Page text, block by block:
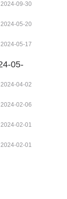
2024-09-30
2024-05-20
2024-05-17
05-
2024-04-02
2024-02-06
2024-02-01
2024-02-01